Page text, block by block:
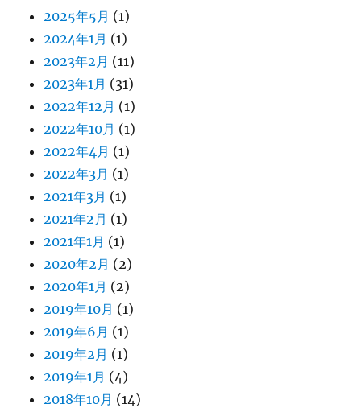
2025年5月 (1)
2024年1月 (1)
2023年2月 (11)
2023年1月 (31)
2022年12月 (1)
2022年10月 (1)
2022年4月 (1)
2022年3月 (1)
2021年3月 (1)
2021年2月 (1)
2021年1月 (1)
2020年2月 (2)
2020年1月 (2)
2019年10月 (1)
2019年6月 (1)
2019年2月 (1)
2019年1月 (4)
2018年10月 (14)